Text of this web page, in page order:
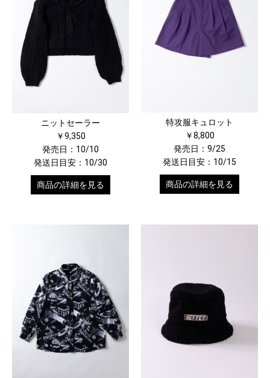
ニットセーラー
￥9,350
発売日：10/10
発送日目安：10/30
商品の詳細を見る
特攻服キュロット
￥8,800
発売日：9/25
発送日目安：10/15
商品の詳細を見る